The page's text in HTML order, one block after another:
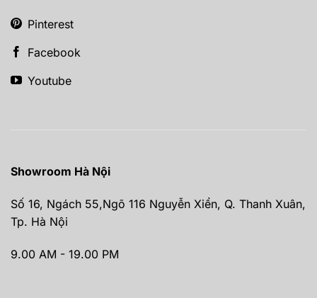
Pinterest
Facebook
Youtube
Showroom Hà Nội
Số 16, Ngách 55,Ngõ 116 Nguyễn Xiển, Q. Thanh Xuân,
Tp. Hà Nội
9.00 AM - 19.00 PM